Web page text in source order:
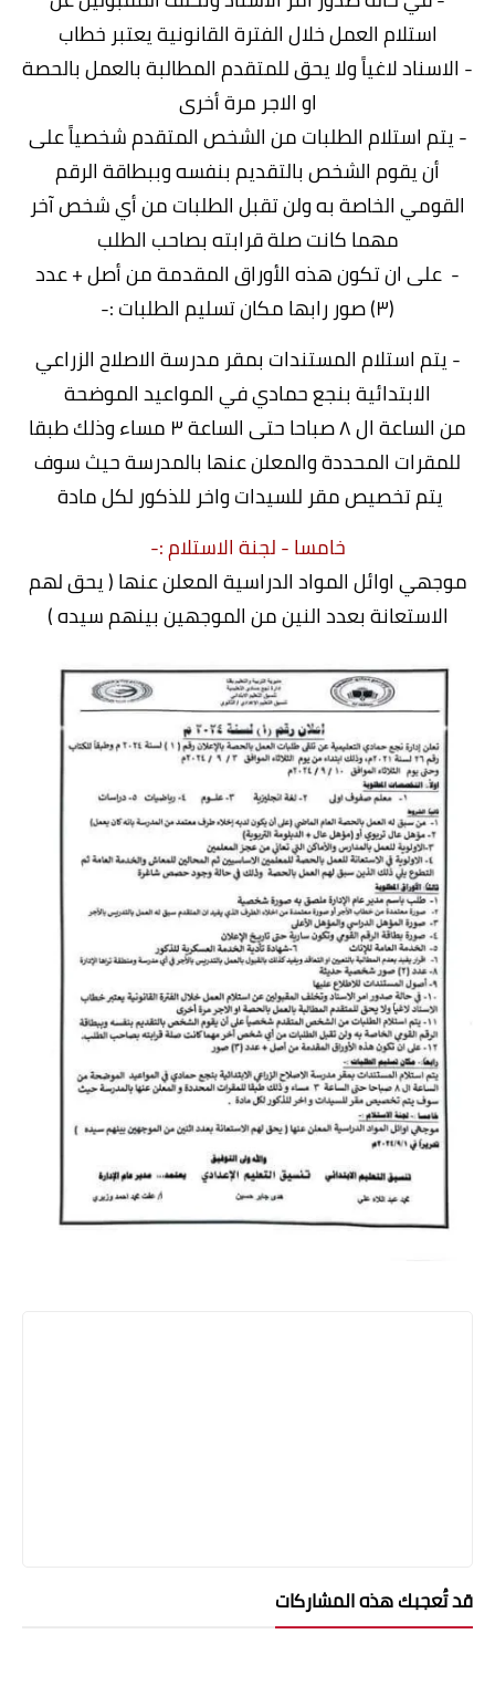
استلام العمل خلال الفترة القانونية يعتبر خطاب
- الاسناد لاغياً ولا يحق للمتقدم المطالبة بالعمل بالحصة
او الاجر مرة أخرى
- يتم استلام الطلبات من الشخص المتقدم شخصياً على
أن يقوم الشخص بالتقديم بنفسه وببطاقةالرقم
القومي الخاصة به ولن تقبل الطلبات من أي شخص آخر
مهما كانت صلة قرابته بصاحب الطلب
- على ان تكون هذه الأوراق المقدمة من أصل + عدد
(۳) صور
رابها مكان تسليم الطلبات :-
- يتم استلام المستندات بمقر مدرسة الاصلاح الزراعي
الابتدائية بنجع حمادي في المواعيد الموضحة
من
الساعة ال ٨ صباحا حتى الساعة ٣ مساء وذلك طبقا
للمقرات المحددة والمعلن عنها بالمدرسة حيث سوف
يتم تخصيص مقر للسيدات واخر للذكور لكل مادة
خامسا - لجنة الاستلام :-
موجهي اوائل المواد الدراسية المعلن عنها ( يحق لهم
الاستعانة بعدد النين من الموجهين بينهم سيده )
قد تُعجبك هذه المشاركات